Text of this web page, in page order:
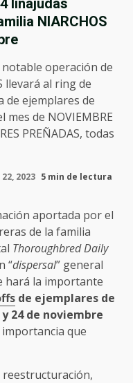
linajudas
NIARCHOS
operación de
llevará al ring de
de ejemplares de
mes de NOVIEMBRE
PREÑADAS, todas
2023 5 min de lectura
aportada por el
de la familia
Thoroughbred Daily
“dispersal” general
hará la importante
de ejemplares de
y 24 de noviembre
que
reestructuración,